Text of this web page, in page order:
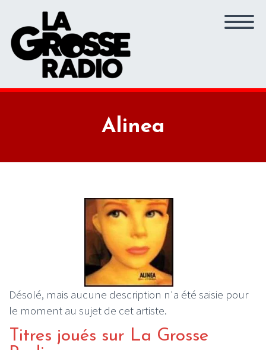
Alinea
Désolé, mais aucune description n'a été saisie pour
le moment au sujet de cet artiste.
Titres joués sur La Grosse